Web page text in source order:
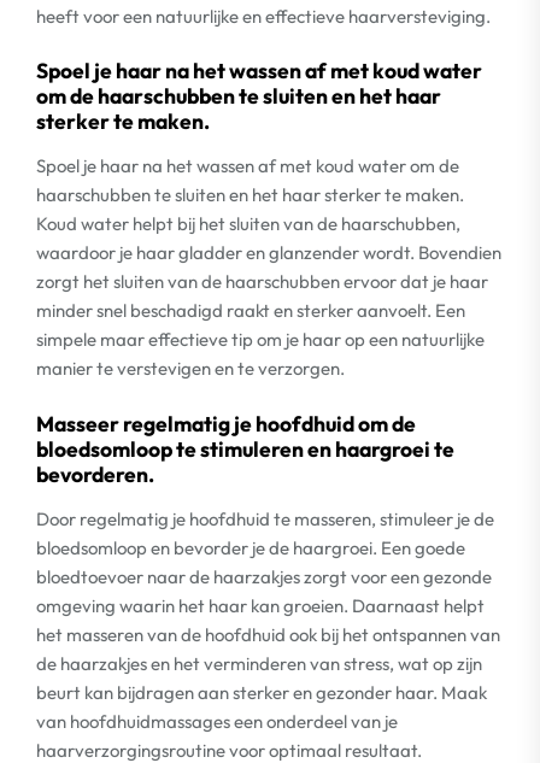
heeft voor een natuurlijke en effectieve haarversteviging.
Spoel je haar na het wassen af met koud water
om de haarschubben te sluiten en het haar
sterker te maken.
Spoel je haar na het wassen af met koud water om de
haarschubben te sluiten en het haar sterker te maken.
Koud water helpt bij het sluiten van de haarschubben,
waardoor je haar gladder en glanzender wordt. Bovendien
zorgt het sluiten van de haarschubben ervoor dat je haar
minder snel beschadigd raakt en sterker aanvoelt. Een
simpele maar effectieve tip om je haar op een natuurlijke
manier te verstevigen en te verzorgen.
Masseer regelmatig je hoofdhuid om de
bloedsomloop te stimuleren en haargroei te
bevorderen.
Door regelmatig je hoofdhuid te masseren, stimuleer je de
bloedsomloop en bevorder je de haargroei. Een goede
bloedtoevoer naar de haarzakjes zorgt voor een gezonde
omgeving waarin het haar kan groeien. Daarnaast helpt
het masseren van de hoofdhuid ook bij het ontspannen van
de haarzakjes en het verminderen van stress, wat op zijn
beurt kan bijdragen aan sterker en gezonder haar. Maak
van hoofdhuidmassages een onderdeel van je
haarverzorgingsroutine voor optimaal resultaat.